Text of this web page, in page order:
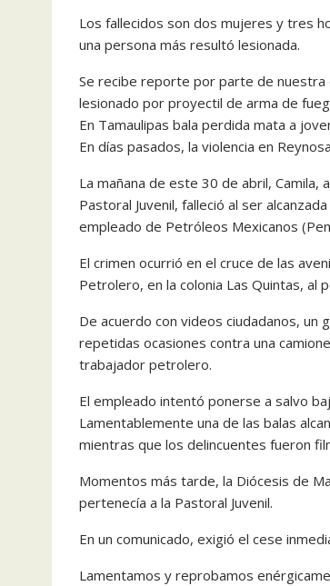
Los fallecidos son dos mujeres y tres
una persona más resultó lesionada.
Se recibe reporte por parte de nuestra
lesionado por proyectil de arma de
En Tamaulipas bala perdida mata a
En días pasados, la violencia en
La mañana de este 30 de abril,
Pastoral Juvenil, falleció al ser
empleado de Petróleos Mexicanos
El crimen ocurrió en el cruce de las
Petrolero, en la colonia Las Quintas, al
De acuerdo con videos ciudadanos,
repetidas ocasiones contra una
trabajador petrolero.
El empleado intentó ponerse a salvo
Lamentablemente una de las balas
mientras que los delincuentes fueron
Momentos más tarde, la Diócesis de
pertenecía a la Pastoral Juvenil.
En un comunicado, exigió el cese
Lamentamos y reprobamos